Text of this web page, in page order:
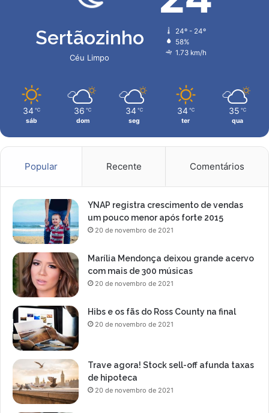
Sertãozinho
Céu Limpo
24º - 24º
58%
1.73 km/h
34 ℃
sáb
36 ℃
dom
34 ℃
seg
34 ℃
ter
35 ℃
qua
Popular Recente Comentários
YNAP registra crescimento de vendas
um pouco menor após forte 2015
20 de novembro de 2021
Marília Mendonça deixou grande acervo
com mais de 300 músicas
20 de novembro de 2021
Hibs e os fãs do Ross County na final
20 de novembro de 2021
Trave agora! Stock sell-off afunda taxas
de hipoteca
20 de novembro de 2021